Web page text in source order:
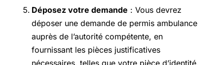
Déposez votre demande : Vous devrez
déposer une demande de permis ambulance
auprès de l’autorité compétente, en
fournissant les pièces justificatives